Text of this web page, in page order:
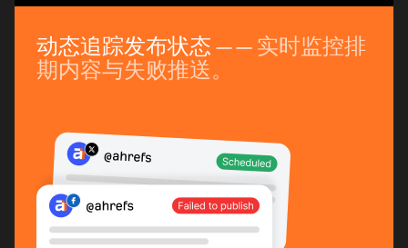
动态追踪发布状态 —— 实时监控排
期内容与失败推送。